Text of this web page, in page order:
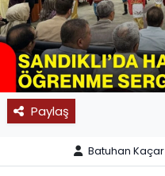
Paylaş
Batuhan Kaçar
SPOR
11:11 MANŞET